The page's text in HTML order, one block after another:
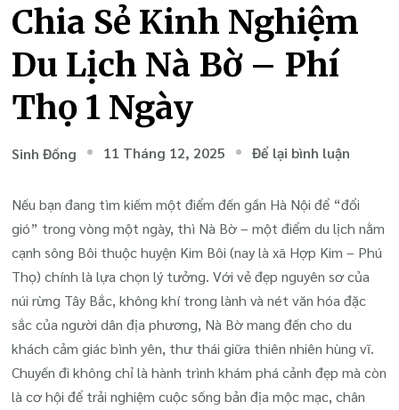
Chia Sẻ Kinh Nghiệm
Du Lịch Nà Bờ – Phí
Thọ 1 Ngày
Sinh Đồng 11 Tháng 12, 2025 Để lại bình luận
Sẻ
Kinh
Du
Lịch
Nà
Bờ
–
Phí
Nếu bạn đang tìm kiếm một điểm đến gần Hà Nội để “đổi
gió” trong vòng một ngày, thì Nà Bờ – một điểm du lịch nằm
cạnh sông Bôi thuộc huyện Kim Bôi (nay là xã Hợp Kim – Phú
Thọ) chính là lựa chọn lý tưởng. Với vẻ đẹp nguyên sơ của
núi rừng Tây Bắc, không khí trong lành và nét văn hóa đặc
sắc của người dân địa phương, Nà Bờ mang đến cho du
khách cảm giác bình yên, thư thái giữa thiên nhiên hùng vĩ.
Chuyến đi không chỉ là hành trình khám phá cảnh đẹp mà còn
là cơ hội để trải nghiệm cuộc sống bản địa mộc mạc, chân